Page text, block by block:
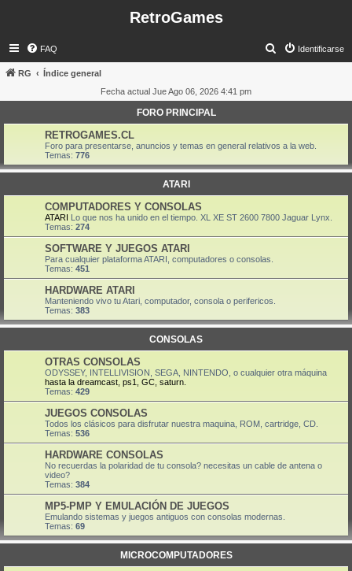
RetroGames
FAQ Identificarse
a
r
RG
Índice general
Fecha actual Jue Ago 06, 2026 4:41 pm
FORO PRINCIPAL
RETROGAMES.CL
Foro para presentarse, anuncios y temas en general relativos a la web.
Temas: 776
ATARI
COMPUTADORES Y CONSOLAS
ATARI Lo que nos ha unido en el tiempo. XL XE ST 2600 7800 Jaguar Lynx.
Temas: 274
SOFTWARE Y JUEGOS ATARI
Para cualquier plataforma ATARI, computadores o consolas.
Temas: 451
HARDWARE ATARI
Manteniendo vivo tu Atari, computador, consola o perifericos.
Temas: 383
CONSOLAS
OTRAS CONSOLAS
ODYSSEY, INTELLIVISION, SEGA, NINTENDO, o cualquier otra máquina
hasta la dreamcast, ps1, GC, saturn.
Temas: 429
JUEGOS CONSOLAS
Todos los clásicos para disfrutar nuestra maquina, ROM, cartridge, CD.
Temas: 536
HARDWARE CONSOLAS
No recuerdas la polaridad de tu consola? necesitas un cable de antena o
video?
Temas: 384
MP5-PMP Y EMULACIÓN DE JUEGOS
Emulando sistemas y juegos antiguos con consolas modernas.
Temas: 69
MICROCOMPUTADORES